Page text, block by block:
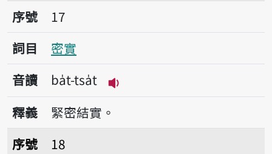
序號17密實
序號
17
詞目
密實
音讀
ba̍t-tsa̍t
播放音讀ba̍t-tsa̍t
釋義
緊密結實。
序號18密喌喌
序號
18